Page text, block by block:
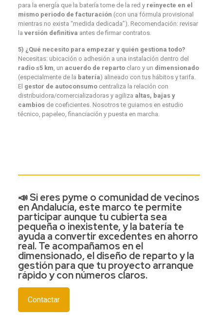
para la energía que la batería tome de la red y reinyecte en el
mismo periodo de facturación (con una fórmula provisional
mientras no exista “medida dedicada”). Recomendación: revisar
la versión definitiva antes de firmar contratos.
5) ¿Qué necesito para empezar y quién gestiona todo?
Necesitas: ubicación o adhesión a una instalación dentro del
radio ≤5 km , un acuerdo de repartoclaro y un dimensionado
(especialmente de la batería) alineado con tus hábitos y tarifa.
El gestor de autoconsumocentraliza la relación con
distribuidora/comercializadoras y agiliza altas, bajas y
cambiosde coeficientes. Nosotros te guiamos en estudio
técnico, papeleo, financiación y puesta en marcha.
📣 Si eres pyme o comunidad de vecinos
en Andalucía, este marco te permite
participar aunque tu cubierta sea
pequeña o inexistente, y la batería te
ayuda a convertir excedentes en ahorro
real. Te acompañamos en el
dimensionado, eldiseño de repartoy la
gestiónpara que tu proyecto arranque
rápido y con números claros.
Contactar